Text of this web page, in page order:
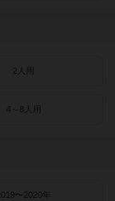
2人用
4～8人用
〜2020年